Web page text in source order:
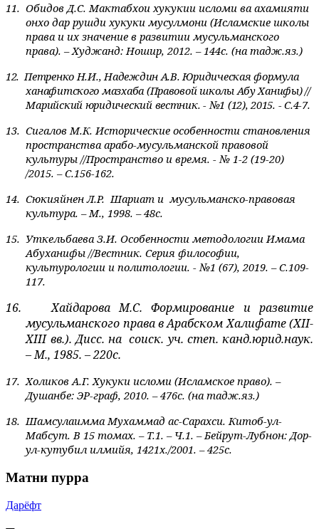
11. Обидов Д.С. Мактабхои хукукии исломи ва ахамияти
онхо дар рушди хукуки мусулмони (Исламские школы
права и их значение в развитии мусульманского
права). – Худжанд: Ношир, 2012. – 144с. (на тадж.яз.)
12. Петренко Н.И., Надеждин А.В. Юридическая формула
ханафитского мазхаба (Правовой школы Абу Ханифы) //
Марийский юридический вестник. - №1 (12), 2015. - С.4-7.
13. Сигалов М.К.Исторические особенности становления
пространства арабо-мусульманской правовой
культуры //Пространство и время. - № 1-2 (19-20)
/2015. – С.156-162.
14. Сюкияйнен Л.Р. Шариат и мусульманско-правовая
культура. – М., 1998. – 48с.
15. Уткельбаева З.И. Особенности методологии Имама
Абуханифы //Вестник. Серия философии,
культурологии и политологии. - №1 (67), 2019. – С.109-
117.
16. Хайдарова М.С.Формирование и развитие
мусульманского права в Арабском Халифате (XII-
XIIIвв.). Дисс. на соиск. уч. степ. канд.юрид.наук.
– М., 1985. – 220с.
17. Холиков А.Г. Хукуки исломи (Исламское право). –
Душанбе: ЭР-граф, 2010. – 476с. (на тадж.яз.)
18. Шамсулаимма Мухаммад ас-Сарахси. Китоб-ул-
Мабсут. В 15 томах. – Т.1. – Ч.1. – Бейрут-Лубнон: Дор-
ул-кутубил илмийя, 1421х./2001. – 425с.
Матни пурра
Дарёфт